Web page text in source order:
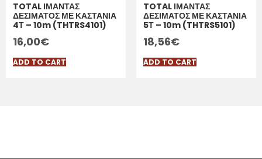
TOTAL ΙΜΑΝΤΑΣ
ΔΕΣΙΜΑΤΟΣ ΜΕ ΚΑΣΤΑΝΙΑ
4Τ – 10m (THTRS4101)
16,00€
ADD TO CART
TOTAL ΙΜΑΝΤΑΣ
ΔΕΣΙΜΑΤΟΣ ΜΕ ΚΑΣΤΑΝΙΑ
5Τ – 10m (THTRS5101)
18,56€
ADD TO CART